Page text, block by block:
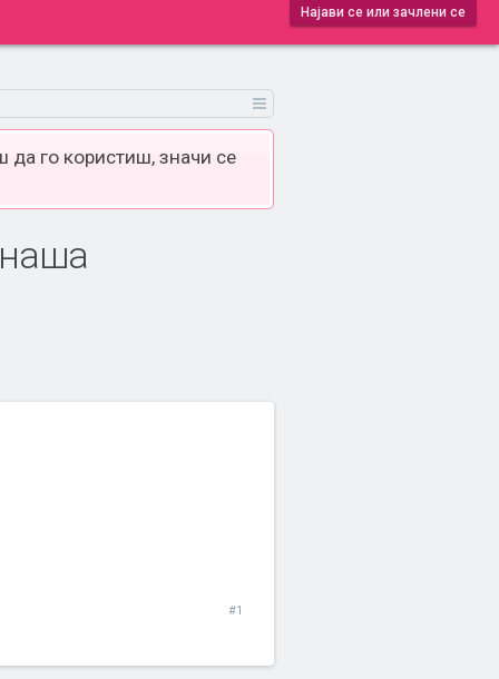
Најави се или зачлени се
го користиш, значи се
наша
#1